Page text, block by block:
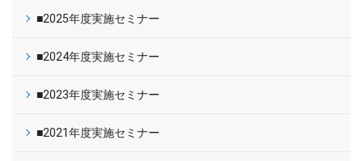
■2025年度実施セミナー
■2024年度実施セミナー
■2023年度実施セミナー
■2021年度実施セミナー